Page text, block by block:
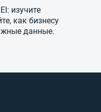
изучите
как бизнесу
данные.